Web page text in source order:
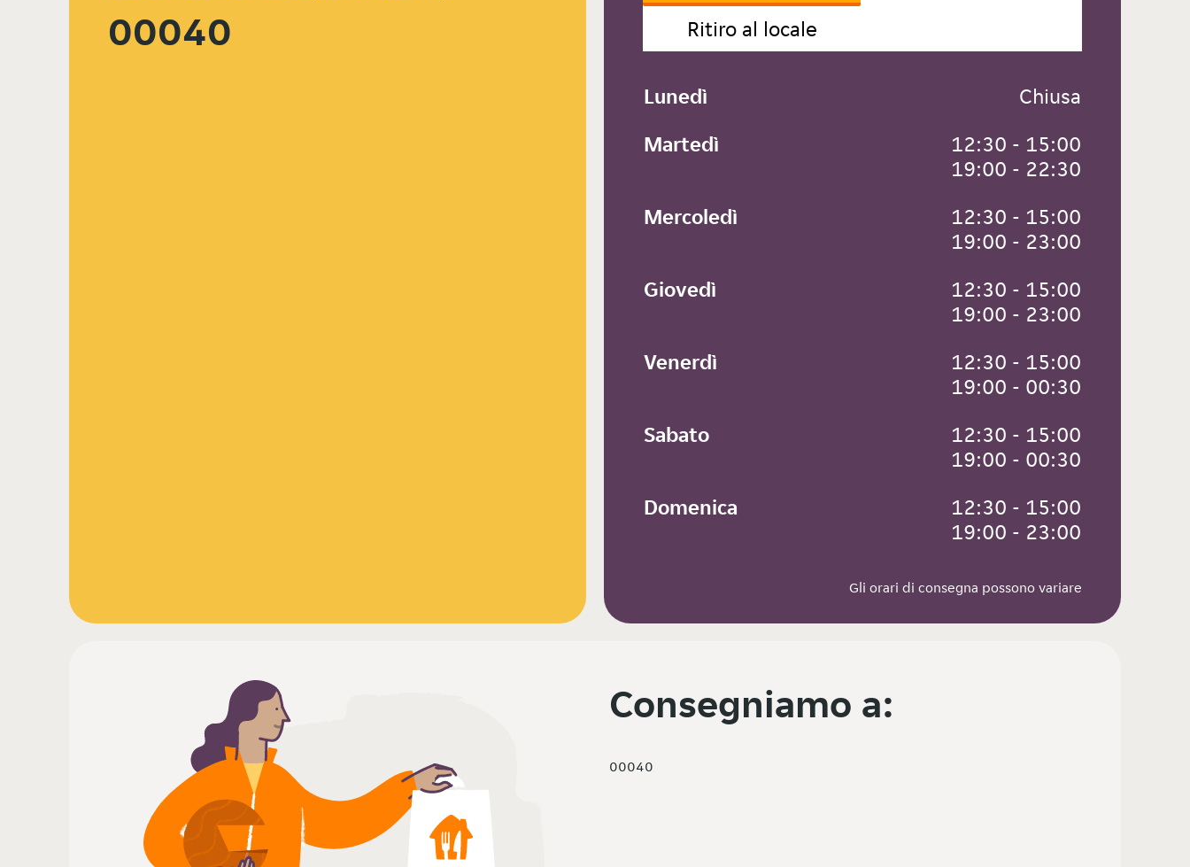
00040
Ritiro al locale
Lunedì
Chiusa
Martedì
12:30 - 15:00
19:00 - 22:30
Mercoledì
12:30 - 15:00
19:00 - 23:00
Giovedì
12:30 - 15:00
19:00 - 23:00
Venerdì
12:30 - 15:00
19:00 - 00:30
Sabato
12:30 - 15:00
19:00 - 00:30
Domenica
12:30 - 15:00
19:00 - 23:00
Gli orari di consegna possono variare
Consegniamo a:
00040